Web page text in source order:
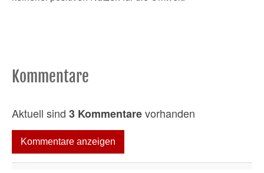
Kommentare
Aktuell sind 3 Kommentarevorhanden
Kommentare anzeigen